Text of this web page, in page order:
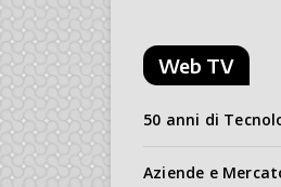
Web TV
50 anni di
Aziende e